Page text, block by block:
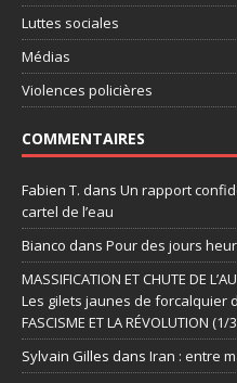
Luttes sociales
Médias
Violences policières
COMMENTAIRES
Fabien T. dans Un rapport
cartel de l’eau
Bianco dans Pour des jours
MASSIFICATION ET CHUTE DE
Les gilets jaunes de forcalquier
FASCISME ET LA RÉVOLUTION (1/
Sylvain Gilles dans Iran : entre